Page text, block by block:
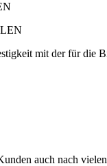
mit der für die
auch nach